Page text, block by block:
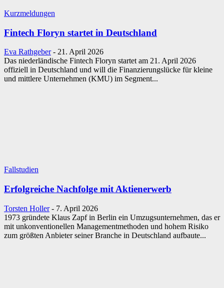
Kurzmeldungen
Fintech Floryn startet in Deutschland
Eva Rathgeber - 21. April 2026
Das niederländische Fintech Floryn startet am 21. April 2026
offiziell in Deutschland und will die Finanzierungslücke für kleine
und mittlere Unternehmen (KMU) im Segment...
Fallstudien
Erfolgreiche Nachfolge mit Aktienerwerb
Torsten Holler - 7. April 2026
1973 gründete Klaus Zapf in Berlin ein Umzugsunternehmen, das er
mit unkonventionellen Managementmethoden und hohem Risiko
zum größten Anbieter seiner Branche in Deutschland aufbaute...